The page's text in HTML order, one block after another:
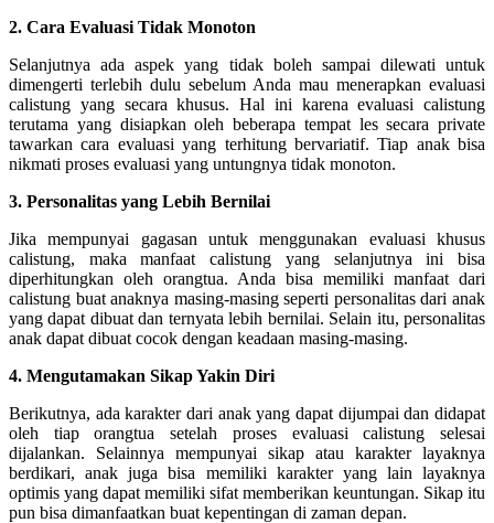
2. Cara Evaluasi Tidak Monoton
Selanjutnya ada aspek yang tidak boleh sampai dilewati untuk
dimengerti terlebih dulu sebelum Anda mau menerapkan evaluasi
calistung yang secara khusus. Hal ini karena evaluasi calistung
terutama yang disiapkan oleh beberapa tempat les secara private
tawarkan cara evaluasi yang terhitung bervariatif. Tiap anak bisa
nikmati proses evaluasi yang untungnya tidak monoton.
3. Personalitas yang Lebih Bernilai
Jika mempunyai gagasan untuk menggunakan evaluasi khusus
calistung, maka manfaat calistung yang selanjutnya ini bisa
diperhitungkan oleh orangtua. Anda bisa memiliki manfaat dari
calistung buat anaknya masing-masing seperti personalitas dari anak
yang dapat dibuat dan ternyata lebih bernilai. Selain itu, personalitas
anak dapat dibuat cocok dengan keadaan masing-masing.
4. Mengutamakan Sikap Yakin Diri
Berikutnya, ada karakter dari anak yang dapat dijumpai dan didapat
oleh tiap orangtua setelah proses evaluasi calistung selesai
dijalankan. Selainnya mempunyai sikap atau karakter layaknya
berdikari, anak juga bisa memiliki karakter yang lain layaknya
optimis yang dapat memiliki sifat memberikan keuntungan. Sikap itu
pun bisa dimanfaatkan buat kepentingan di zaman depan.